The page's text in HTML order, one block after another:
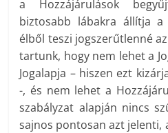
a Hozzájárulások
biztosabb lábakra állítja a
élből teszi jogszerűtlenné
tartunk, hogy nem lehet a
Jogalapja – hiszen ezt
-, és nem lehet a
szabályzat alapján nincs
sajnos pontosan azt jelenti,